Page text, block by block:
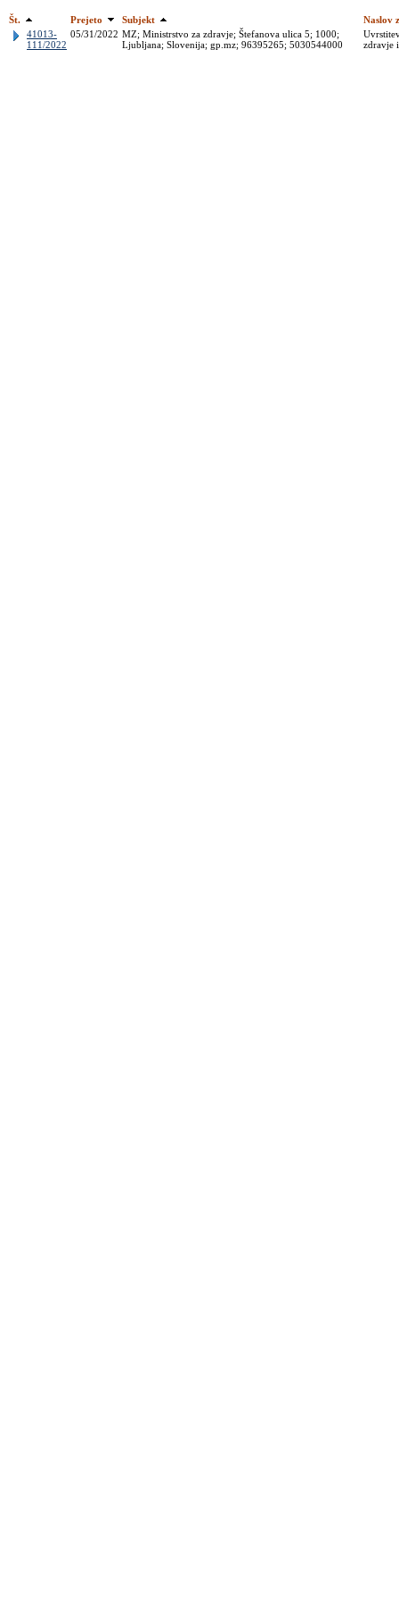
Št. Prejeto Subjekt
Naslov
41013-
111/2022
05/31/2022 MZ; Ministrstvo za zdravje; Štefanova ulica 5; 1000;
Ljubljana; Slovenija; gp.mz; 96395265; 5030544000
zdravje